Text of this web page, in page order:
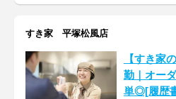
すき家 平塚松風店
【すき家
勤｜オー
単◎[履歴